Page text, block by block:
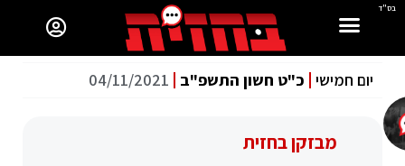
בס"ד
יום חמישי כ"ט חשון התשפ"ב 04/11/2021
מבזקן בחזית